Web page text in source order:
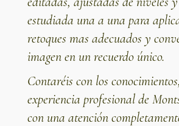
estudiada una a una para
retoques mas adecuados y
imagen en un recuerdo único.
Contaréis con los
experiencia profesional de
con una atención